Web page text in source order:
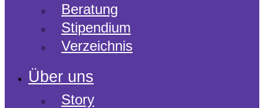
Beratung
Stipendium
Verzeichnis
Über uns
Story